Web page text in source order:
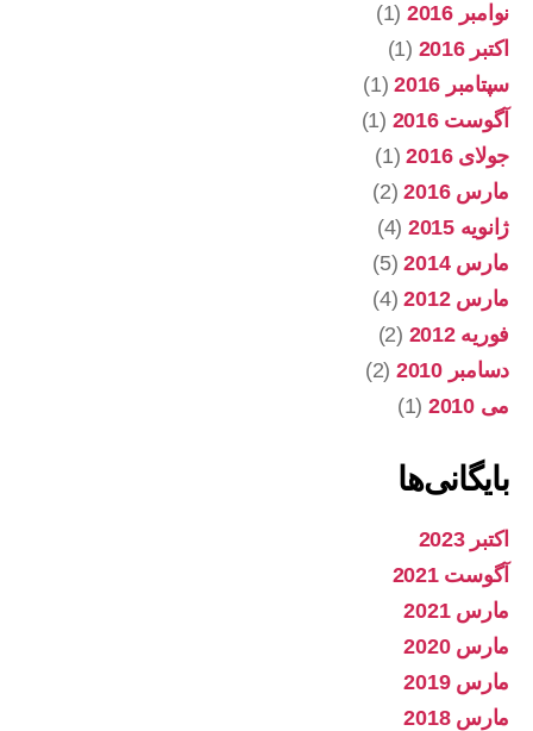
نوامبر 2016
(1)
اکتبر 2016
(1)
سپتامبر 2016
(1)
آگوست 2016
(1)
جولای 2016
(1)
مارس 2016
(2)
ژانویه 2015
(4)
مارس 2014
(5)
مارس 2012
(4)
فوریه 2012
(2)
دسامبر 2010
(2)
می 2010
(1)
بایگانی‌ها
اکتبر 2023
آگوست 2021
مارس 2021
مارس 2020
مارس 2019
مارس 2018